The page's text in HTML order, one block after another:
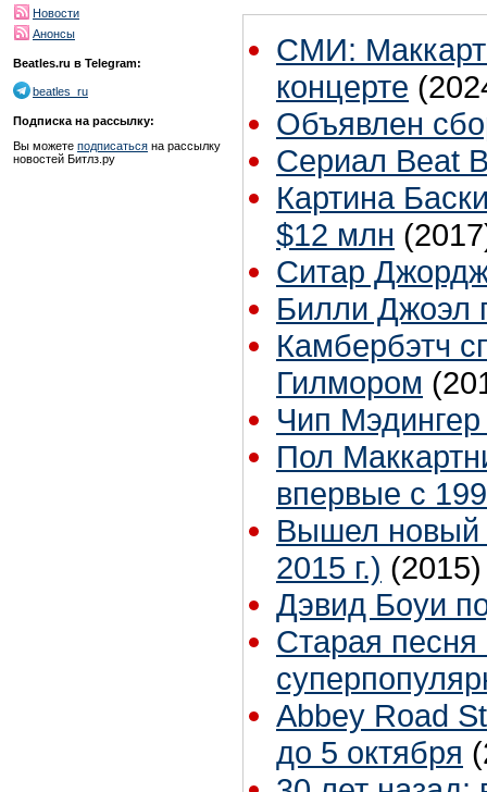
Новости
Анонсы
Beatles.ru в Telegram:
beatles_ru
Подписка на рассылку:
Вы можете подписаться на рассылку
новостей Битлз.ру
СМИ:
концерте
Объявлен
Сериал Beat
Картина
$12 млн
Ситар
Билли Джоэл
Камбербэтч
Гилмором
Чип
Пол
впервые с
Вышел новый
2015 г.) (2015)
Дэвид Боуи
Старая песня
Abbey Road
до 5 октября